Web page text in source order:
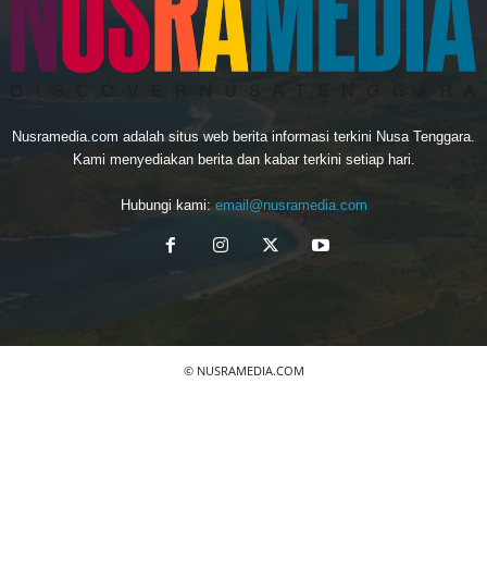
Nusramedia.com adalah situs web berita informasi terkini Nusa Tenggara.
Kami menyediakan berita dan kabar terkini setiap hari.
Hubungi kami: email@nusramedia.com
© NUSRAMEDIA.COM